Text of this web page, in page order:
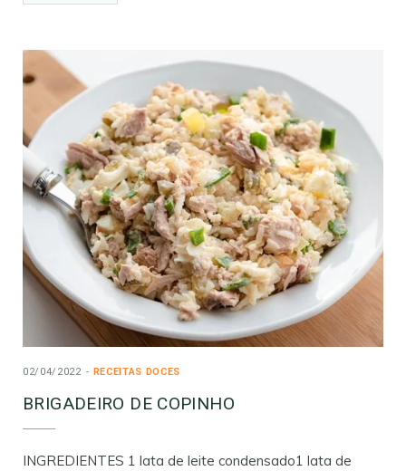
02/04/2022 RECEITAS DOCES
BRIGADEIRO DE COPINHO
INGREDIENTES 1 lata de leite condensado1 lata de